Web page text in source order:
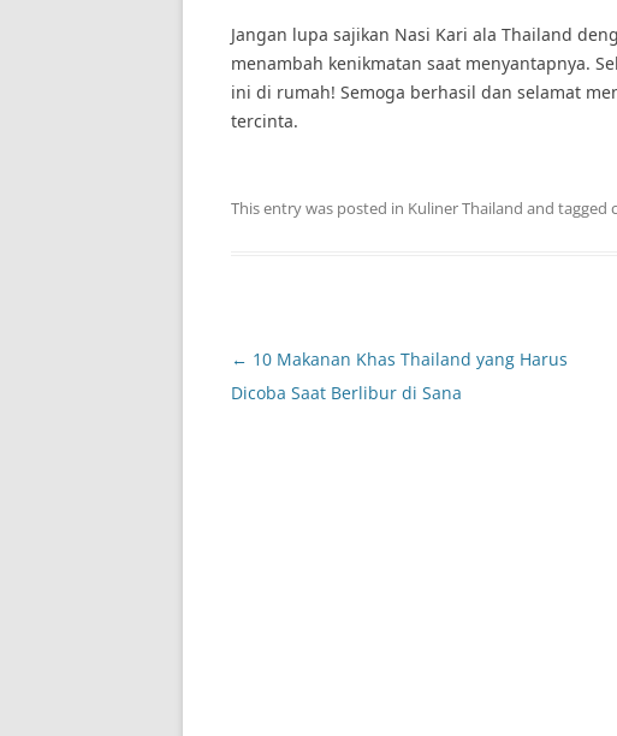
Jangan lupa sajikan Nasi Kari ala Thailand
menambah kenikmatan saat menyantapnya.
ini di rumah! Semoga berhasil dan selamat
tercinta.
This entry was posted in Kuliner Thailand and tagged
Post
navigation
← 10 Makanan Khas Thailand yang Harus
Dicoba Saat Berlibur di Sana